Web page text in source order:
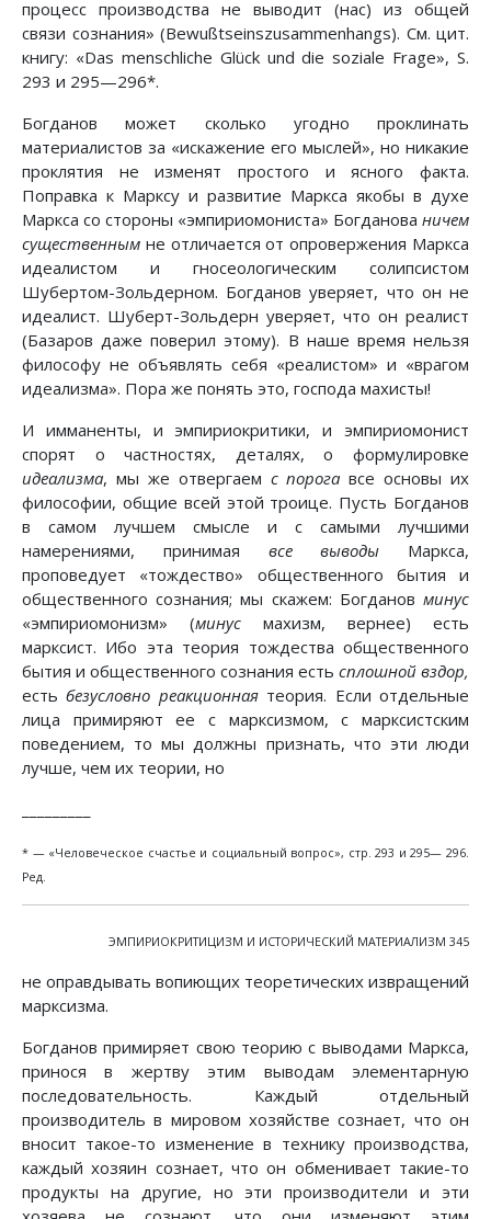
процесс производства не выводит (нас) из общей
связи сознания» (Bewußtseinszusammenhangs). См. цит.
книгу: «Das menschliche Glück und die soziale Frage», S.
293 и 295—296*.
Богданов может сколько угодно проклинать
материалистов за «искажение его мыслей», но никакие
проклятия не изменят простого и ясного факта.
Поправка к Марксу и развитие Маркса якобы в духе
Маркса со стороны «эмпириомониста» Богданова ничем
существенным не отличается от опровержения Маркса
идеалистом и гносеологическим солипсистом
Шубертом-Зольдерном. Богданов уверяет, что он не
идеалист. Шуберт-Зольдерн уверяет, что он реалист
(Базаров даже поверил этому). В наше время нельзя
философу не объявлять себя «реалистом» и «врагом
идеализма». Пора же понять это, господа махисты!
И имманенты, и эмпириокритики, и эмпириомонист
спорят о частностях, деталях, о формулировке
идеализма, мы же отвергаем с порога все основы их
философии, общие всей этой троице. Пусть Богданов
в самом лучшем смысле и с самыми лучшими
намерениями, принимая все выводы Маркса,
проповедует «тождество» общественного бытия и
общественного сознания; мы скажем: Богданов минус
«эмпириомонизм» (минус махизм, вернее) есть
марксист. Ибо эта теория тождества общественного
бытия и общественного сознания есть сплошной вздор,
естьбезусловно реакционнаятеория. Если отдельные
лица примиряют ее с марксизмом, с марксистским
поведением, то мы должны признать, что эти люди
лучше, чем их теории, но
* — «Человеческое счастье и социальный вопрос», стр. 293 и 295— 296.
Ред.
ЭМПИРИОКРИТИЦИЗМ И ИСТОРИЧЕСКИЙ МАТЕРИАЛИЗМ 345
не оправдывать вопиющих теоретических извращений
марксизма.
Богданов примиряет свою теорию с выводами Маркса,
принося в жертву этим выводам элементарную
последовательность. Каждый отдельный
производитель в мировом хозяйстве сознает, что он
вносит такое-то изменение в технику производства,
каждый хозяин сознает, что он обменивает такие-то
продукты на другие, но эти производители и эти